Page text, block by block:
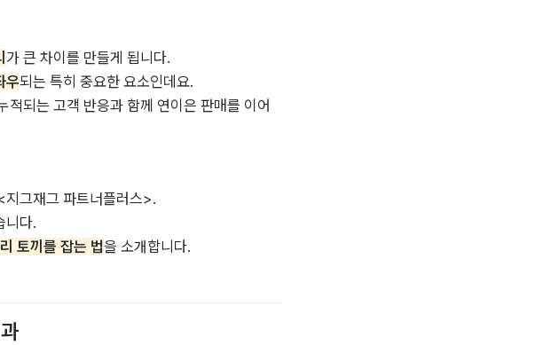
가 큰 차이를 만들게 됩니다.
우되는 특히 중요한 요소인데요.
되는 고객 반응과 함께 연이은 판매를 이어
지그재그 파트너플러스>.
니다.
토끼를 잡는 법을 소개합니다.